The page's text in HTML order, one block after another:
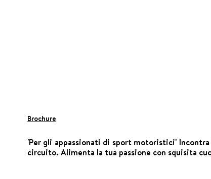
Brochure
'Per gli appassionati di sport motoristici'
circuito. Alimenta la tua passione con squisita